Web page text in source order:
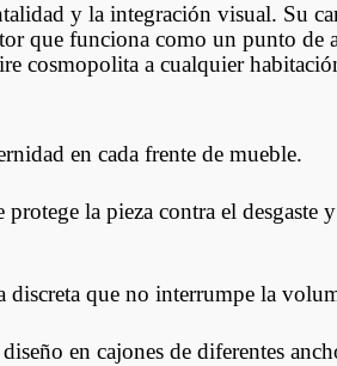
y la integración visual. Su
que funciona como un punto de
cosmopolita a cualquier
en cada frente de mueble.
la pieza contra el desgaste
discreta que no interrumpe la
en cajones de diferentes